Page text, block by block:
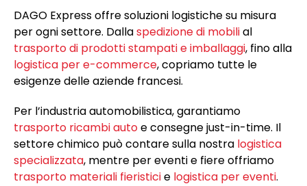
DAGO Express offre soluzioni logistiche su misura
per ogni settore. Dallaspedizione di mobilial
trasporto di prodotti stampati e imballaggi, fino alla
logistica per e-commerce, copriamo tutte le
esigenze delle aziende francesi.
Per l’industria automobilistica, garantiamo
trasporto ricambi autoe consegne just-in-time. Il
settore chimico può contare sulla nostra logistica
specializzata, mentre per eventi e fiere offriamo
trasporto materiali fieristicie logistica per eventi.